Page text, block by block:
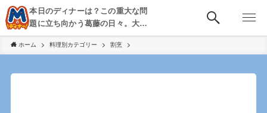
本日のディナーは？この重大な問
題に立ち向かう葛藤の日々。大
阪・京都・神戸を中心とした食べ
歩き、飲み歩きを綴る。
ホーム 料理別カテゴリー 割烹